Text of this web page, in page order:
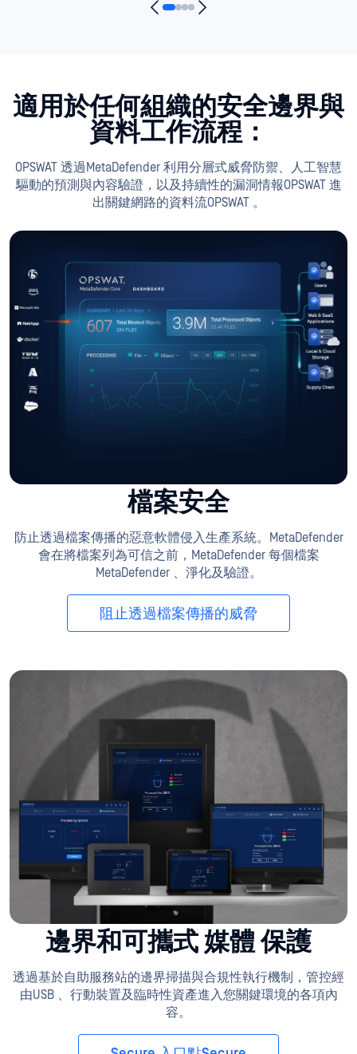
適用於任何組織的安全邊界與
資料工作流程：
OPSWAT 透過MetaDefender 利用分層式威脅防禦、人工智慧
驅動的預測與內容驗證，以及持續性的漏洞情報OPSWAT 進
出關鍵網路的資料流OPSWAT 。
檔案安全
防止透過檔案傳播的惡意軟體侵入生產系統。MetaDefender
會在將檔案列為可信之前，MetaDefender 每個檔案
MetaDefender 、淨化及驗證。
阻止透過檔案傳播的威脅
邊界和可攜式 媒體 保護
透過基於自助服務站的邊界掃描與合規性執行機制，管控經
由USB 、行動裝置及臨時性資產進入您關鍵環境的各項內
容。